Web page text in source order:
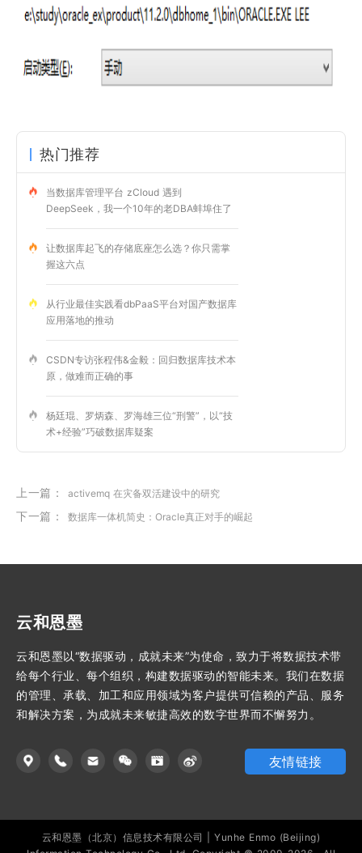
热门推荐
当数据库管理平台 zCloud 遇到
DeepSeek，我一个10年的老DBA蚌埠住了
让数据库起飞的存储底座怎么选？你只需掌
握这六点
从行业最佳实践看dbPaaS平台对国产数据库
应用落地的推动
CSDN专访张程伟&金毅：回归数据库技术本
原，做难而正确的事
杨廷琨、罗炳森、罗海雄三位“刑警”，以“技
术+经验”巧破数据库疑案
上一篇： activemq 在灾备双活建设中的研究
下一篇： 数据库一体机简史：Oracle真正对手的崛起
云和恩墨
云和恩墨以“数据驱动，成就未来”为使命，致力于将数据技术带
给每个行业、每个组织，构建数据驱动的智能未来。我们在数据
的管理、承载、加工和应用领域为客户提供可信赖的产品、服务
和解决方案，为成就未来敏捷高效的数字世界而不懈努力。
友情链接
云和恩墨（北京）信息技术有限公司 | Yunhe Enmo (Beijing)